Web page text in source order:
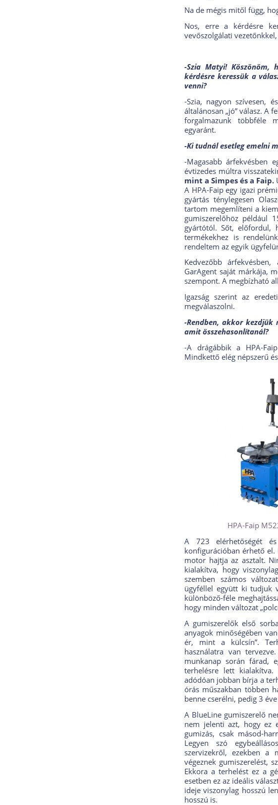
Na de mégis mitől függ,
Nos, erre a kérdésre
vevőszolgálati
-Szia Matyi!
kérdésre keressük a
venni?
-Szia, nagyon szívesen,
általánosan „jó” válasz. A
forgalmazunk többféle
egyaránt.
-Ki tudnál esetleg emelni
-Magasabb árfekvésben
évtizedes múltra
mint a Simpes és a Faip.
A HPA-Faip egy igazi
gyártás ténylegesen
tartom megemlíteni a
gumiszerelőhöz például
gyártótól. Sőt, előfordul,
termékekhez is
rendeltem az egyik
Kedvezőbb
GarAgent saját márkája,
szempont. A megbízható
Igazság szerint az
megválaszolni.
-Rendben, akkor
amit összehasonlítanál?
-A drágábbik a HPA-
Mindkettő elég népszerű
HPA-Faip
A 723 elérhetőségét
konfigurációban érhető
motor hajtja az asztalt.
kialakítva, hogy
szemben számos
ügyféllel együtt ki tudjuk
különböző-féle
hogy minden változat
A gumiszerelők első
anyagok minőségében
ér, mint a külcsín”.
használatra van
munkanap során fárad,
terhelésre lett kialakítva.
adódóan jobban bírja a
órás műszakban többen
benne cserélni, pedig 3
A BlueLine gumiszerelő
nem jelenti azt, hogy ez
gumizás, csak másod-
Legyen szó
szervizekről, ezekben a
végeznek gumiszerelést,
Ekkora a terhelést ez a
esetben ez az ideális
ideje viszonylag hosszú
hosszú is.